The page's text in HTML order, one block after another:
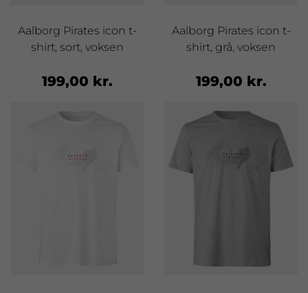
Aalborg Pirates icon t-
shirt, sort, voksen
199,00 kr.
Aalborg Pirates icon t-
shirt, grå, voksen
199,00 kr.